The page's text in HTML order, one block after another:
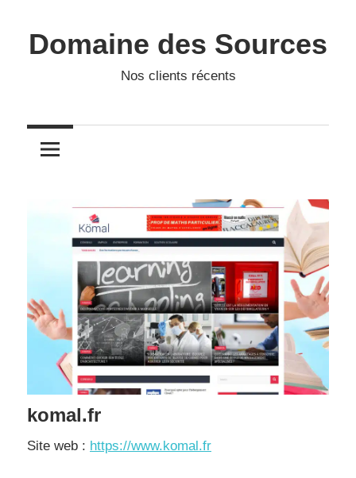
to
content
Domaine des Sources
Nos clients récents
komal.fr
Site web : https://www.komal.fr